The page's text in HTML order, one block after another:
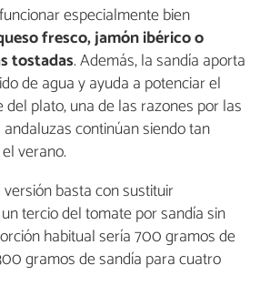
especialmente bien
fresco, jamón ibérico o
tostadas. Además, la sandía aporta
de agua y ayuda a potenciar el
plato, una de las razones por las
continúan siendo tan
verano.
basta con sustituir
tercio del tomate por sandía sin
habitual sería 700 gramos de
gramos de sandía para cuatro